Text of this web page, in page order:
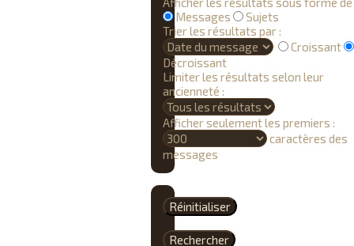
Messages
Sujets
Trier les résultats par :
Croissant
Décroissant
Limiter les résultats selon leur
ancienneté :
Afficher seulement les premiers :
caractères des
messages